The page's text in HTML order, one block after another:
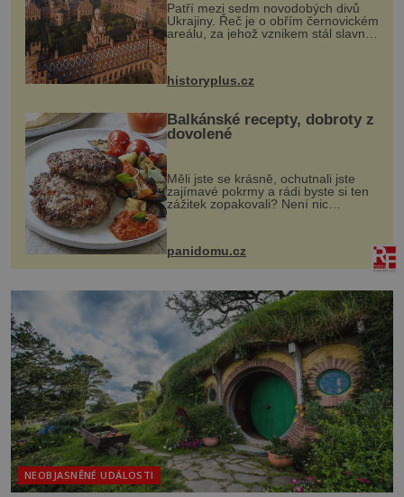
Patří mezi sedm novodobých divů
Ukrajiny. Řeč je o obřím černovickém
areálu, za jehož vznikem stál slavný
český architekt Josef Hlávka. Ten si
na něm dal mimořádně záležet. Jeho
stavební plány by při ...
historyplus.cz
Balkánské recepty, dobroty z
dovolené
Měli jste se krásně, ochutnali jste
zajímavé pokrmy a rádi byste si ten
zážitek zopakovali? Není nic
snazšího. Pljeskavica (10 porcí)
Možná jste ji ochutnali na dovolené v
panidomu.cz
NEOBJASNĚNÉ UDÁLOSTI